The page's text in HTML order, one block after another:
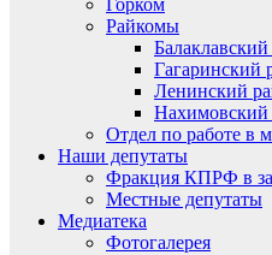
Горком
Райкомы
Ленинский
Отдел по работе в
Наши депутаты
Фракция КПРФ в
Местные депутаты
Медиатека
Фотогалерея